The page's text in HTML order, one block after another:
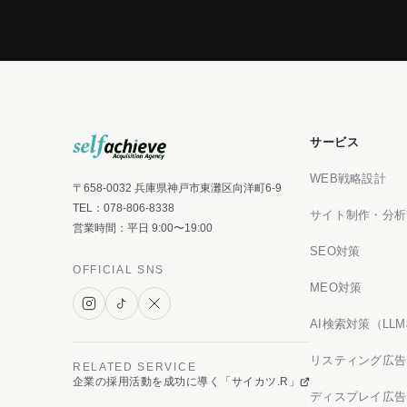
〒658-0032 兵庫県神戸市東灘区向洋町6-9
TEL： 078-806-8338
営業時間：平日 9:00〜19:00
OFFICIAL SNS
RELATED SERVICE
企業の採用活動を成功に導く「サイカツ.R」
サービス
WEB戦略設計
サイト制作・分
SEO対策
MEO対策
AI検索対策（
リスティング広告
ディスプレイ広告